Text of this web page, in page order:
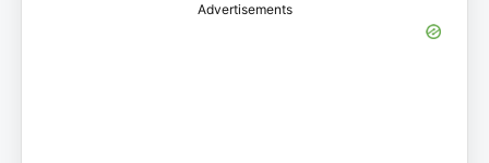
Advertisements